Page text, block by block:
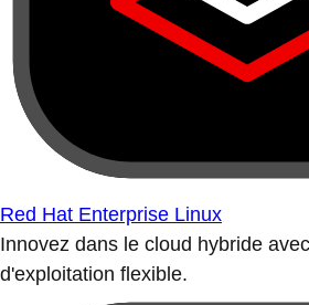
Red Hat Enterprise Linux
Innovez dans le cloud hybride
d'exploitation flexible.